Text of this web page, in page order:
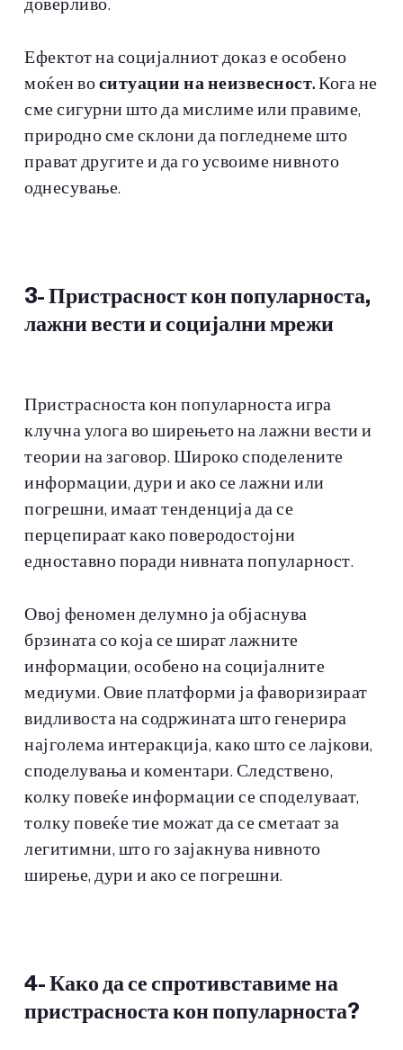
доверливо.
Ефектот на социјалниот доказ е особено
моќен во ситуации на неизвесност. Кога не
сме сигурни што да мислиме или правиме,
природно сме склони да погледнеме што
прават другите и да го усвоиме нивното
однесување.
3-Пристрасност кон популарноста,
лажни вести и социјални мрежи
Пристрасноста кон популарноста игра
клучна улога во ширењето на лажни вести и
теории на заговор. Широко споделените
информации, дури и ако се лажни или
погрешни, имаат тенденција да се
перцепираат како поверодостојни
едноставно поради нивната популарност.
Овој феномен делумно ја објаснува
брзината со која се шират лажните
информации, особено на социјалните
медиуми. Овие платформи ја фаворизираат
видливоста на содржината што генерира
најголема интеракција, како што се лајкови,
споделувања и коментари. Следствено,
колку повеќе информации се споделуваат,
толку повеќе тие можат да се сметаат за
легитимни, што го зајакнува нивното
ширење, дури и ако се погрешни.
4-Како да се спротивставиме на
пристрасноста кон популарноста?